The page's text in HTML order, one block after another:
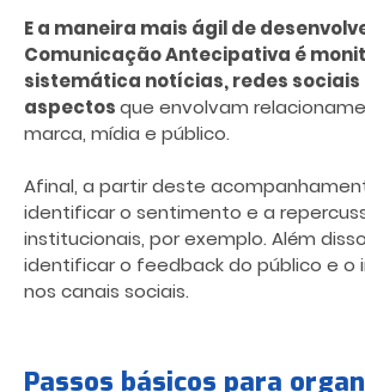
E a maneira mais ágil de
Comunicação Antecipativa é
sistemática notícias, redes sociais
aspectosque envolvam
marca, mídia e público.
Afinal, a partir deste
identificar o sentimento e a
institucionais, por exemplo. Além
identificar o feedback do público e o
nos canais sociais.
Passos básicos para